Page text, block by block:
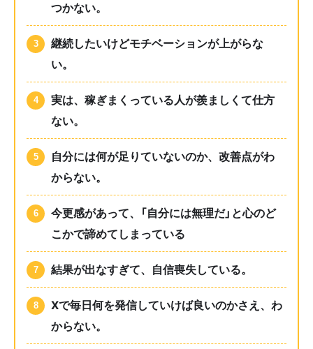
つかない。
継続したいけどモチベーションが上がらな
い。
実は、稼ぎまくっている人が羨ましくて仕方
ない。
自分には何が足りていないのか、改善点がわ
からない。
今更感があって、「自分には無理だ」と心のど
こかで諦めてしまっている
結果が出なすぎて、自信喪失している。
Xで毎日何を発信していけば良いのかさえ、わ
からない。